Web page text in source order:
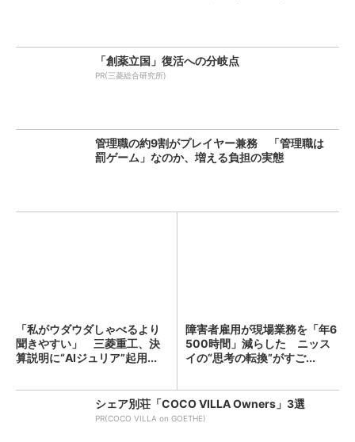
「創薬立国」復活への分岐点
PR(三菱総合研究所)
管理職の約9割がプレイヤー兼務 「管理職は
罰ゲーム」なのか、増える負担の実態
「私がウダウダしゃべるより
聞きやすい」 三菱重工、決
算説明に“AIジュリア”起用...
障害者雇用が現場業務を「年6
500時間」減らした ニッス
イの“思考の転換”がすご...
シェア別荘「COCO VILLA Owners」3選
PR(COCO VILLA on GOETHE)